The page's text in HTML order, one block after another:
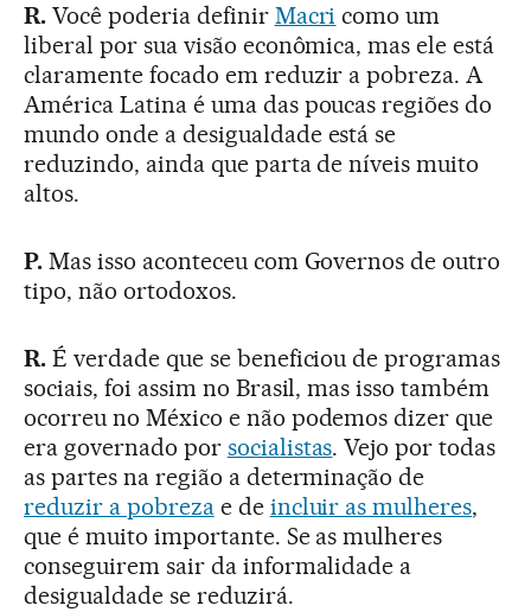
R. Você poderia definir Macri como um
liberal por sua visão econômica, mas ele está
claramente focado em reduzir a pobreza. A
América Latina é uma das poucas regiões do
mundo onde a desigualdade está se
reduzindo, ainda que parta de níveis muito
altos.
P. Mas isso aconteceu com Governos de outro
tipo, não ortodoxos.
R. É verdade que se beneficiou de programas
sociais, foi assim no Brasil, mas isso também
ocorreu no México e não podemos dizer que
era governado por socialistas. Vejo por todas
as partes na região a determinação de
reduzir a pobrezae de incluir as mulheres,
que é muito importante. Se as mulheres
conseguirem sair da informalidade a
desigualdade se reduzirá.